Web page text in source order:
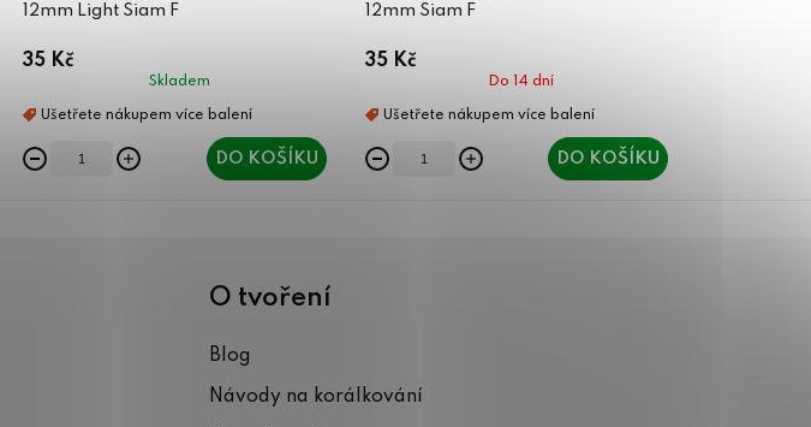
12mm Light Siam F
35 Kč
Skladem
DO KOŠÍKU
12mm Siam F
35 Kč
Do 14 dní
DO KOŠÍKU
O tvoření
Blog
Návody na korálkování